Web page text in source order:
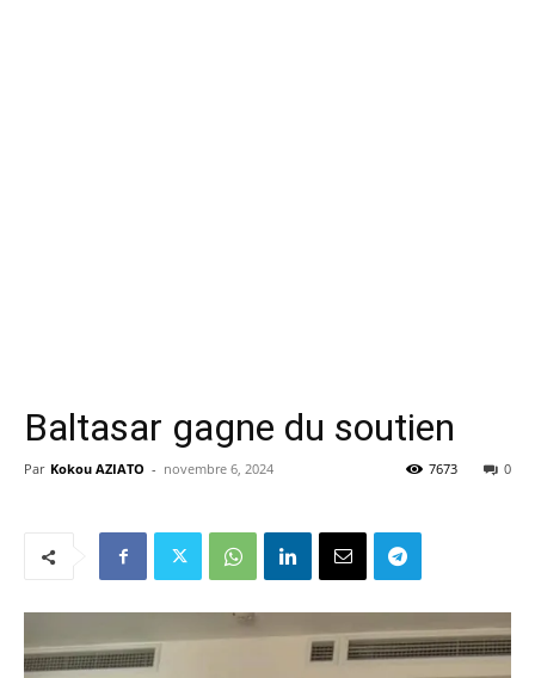
Baltasar gagne du soutien
Par Kokou AZIATO - novembre 6, 2024 0
7673